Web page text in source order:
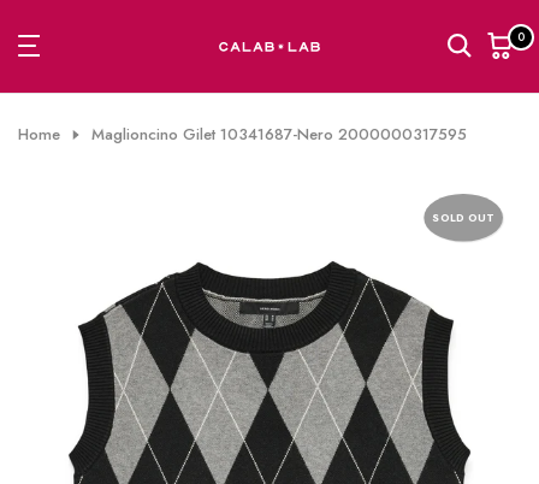
al
0
Home Maglioncino Gilet 10341687-Nero 2000000317595
SOLD OUT